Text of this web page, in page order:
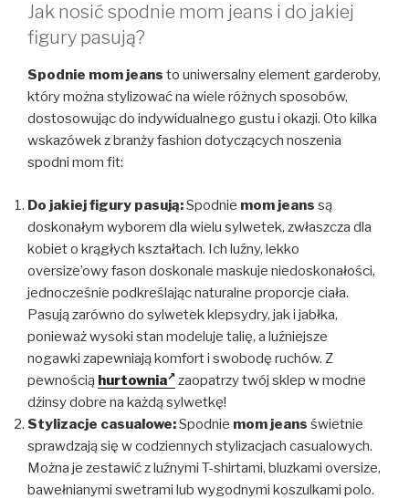
Jak nosić spodnie mom jeans i do jakiej
figury pasują?
Spodnie mom jeans to uniwersalny element garderoby,
który można stylizować na wiele różnych sposobów,
dostosowując do indywidualnego gustu i okazji. Oto kilka
wskazówek z branży fashion dotyczących noszenia
spodni mom fit:
Do jakiej figury pasują:Spodnie mom jeans są
doskonałym wyborem dla wielu sylwetek, zwłaszcza dla
kobiet o krągłych kształtach. Ich luźny, lekko
oversize’owy fason doskonale maskuje niedoskonałości,
jednocześnie podkreślając naturalne proporcje ciała.
Pasują zarówno do sylwetek klepsydry, jak i jabłka,
ponieważ wysoki stan modeluje talię, a luźniejsze
nogawki zapewniają komfort i swobodę ruchów. Z
pewnością hurtownia
zaopatrzy twój sklep w modne
dżinsy dobre na każdą sylwetkę!
Stylizacje casualowe:Spodnie mom jeans świetnie
sprawdzają się w codziennych stylizacjach casualowych.
Można je zestawić z luźnymi T-shirtami, bluzkami oversize,
bawełnianymi swetrami lub wygodnymi koszulkami polo.